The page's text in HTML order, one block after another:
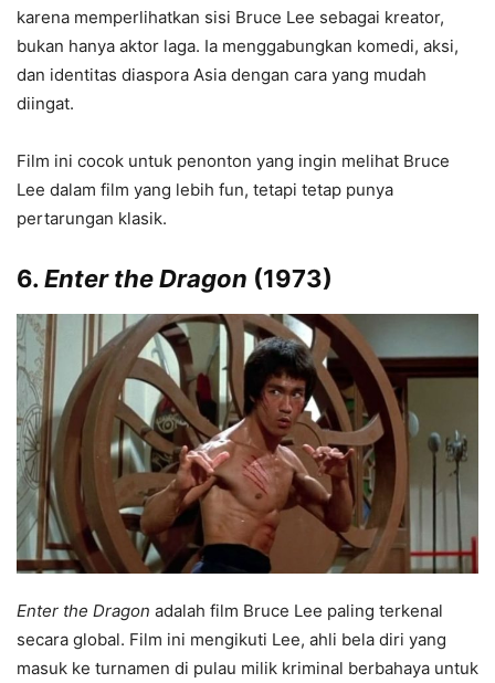
karena memperlihatkan sisi Bruce Lee sebagai kreator,
bukan hanya aktor laga. Ia menggabungkan komedi, aksi,
dan identitas diaspora Asia dengan cara yang mudah
diingat.
Film ini cocok untuk penonton yang ingin melihat Bruce
Lee dalam film yang lebih fun, tetapi tetap punya
pertarungan klasik.
6. Enter the Dragon (1973)
Enter the Dragon adalah film Bruce Lee paling terkenal
secara global. Film ini mengikuti Lee, ahli bela diri yang
masuk ke turnamen di pulau milik kriminal berbahaya untuk